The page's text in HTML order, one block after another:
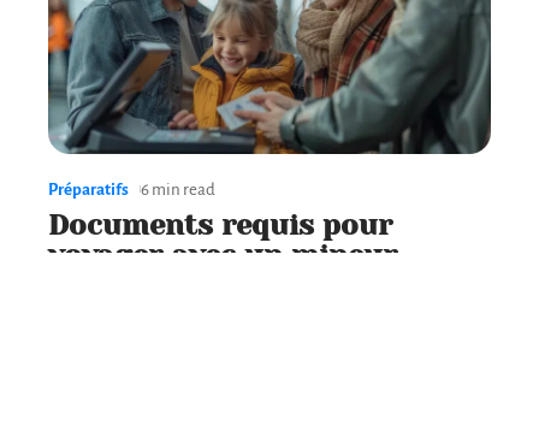
Préparatifs 6 min read
Documents requis pour
voyager avec un mineur